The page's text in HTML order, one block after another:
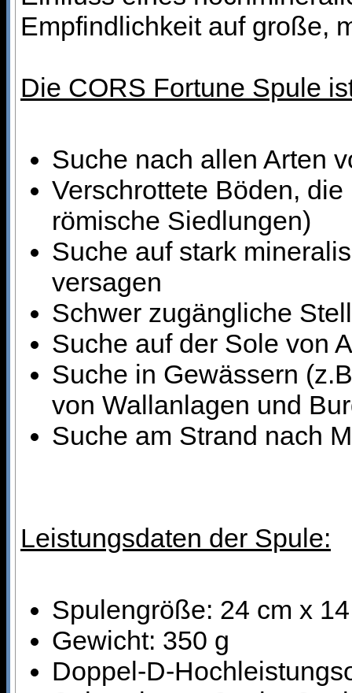
Empfindlichkeit auf große,
Die CORS Fortune Spule
Suche nach allen Arten
Verschrottete Böden,
römische Siedlungen)
Suche auf stark
versagen
Schwer zugängliche
Suche auf der Sole von
Suche in Gewässern
von Wallanlagen und
Suche am Strand nach
Leistungsdaten der Spule:
Spulengröße: 24 cm x
Gewicht: 350 g
Doppel-D-